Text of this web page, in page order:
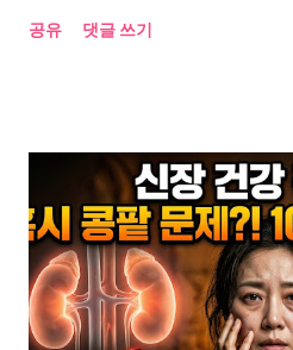
도 있다. 뇌경색 초기 증상을 식중독
른 답을 내놨다. 뇌경색. 그 몇 분의
을 갈랐다. 도대체 무슨 일이 있었나
벌어진 일이다. 두 명의 환자가 있었
방문한 61세 남성. 갑작스러운 의식
태는 빠르게 나빠지고 있었다. 의료
기반 뇌 영상 솔루션 에이뷰 뉴로캐
공유 댓글 쓰기